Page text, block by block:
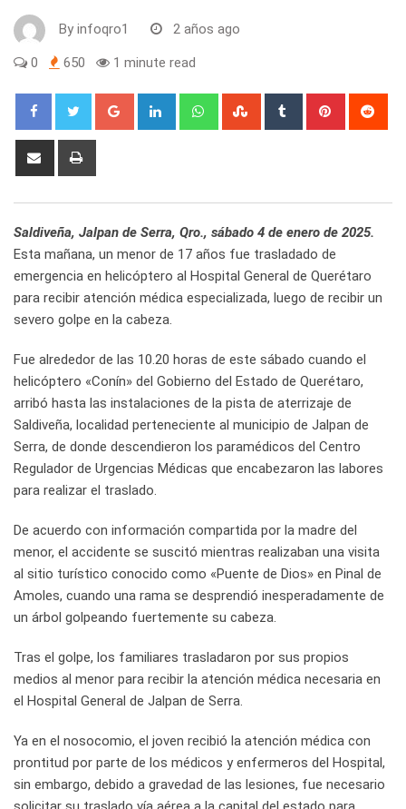
By infoqro1 2 años ago
0 650 1 minute read
Google+ LinkedIn WhatsappStumbleUpon
Tumblr Pinterest
Share
Saldiveña, Jalpan de Serra, Qro., sábado 4 de enero de 2025.
Esta mañana, un menor de 17 años fue trasladado de
emergencia en helicóptero al Hospital General de Querétaro
para recibir atención médica especializada, luego de recibir un
severo golpe en la cabeza.
Fue alrededor de las 10.20 horas de este sábado cuando el
helicóptero «Conín» del Gobierno del Estado de Querétaro,
arribó hasta las instalaciones de la pista de aterrizaje de
Saldiveña, localidad perteneciente al municipio de Jalpan de
Serra, de donde descendieron los paramédicos del Centro
Regulador de Urgencias Médicas que encabezaron las labores
para realizar el traslado.
De acuerdo con información compartida por la madre del
menor, el accidente se suscitó mientras realizaban una visita
al sitio turístico conocido como «Puente de Dios» en Pinal de
Amoles, cuando una rama se desprendió inesperadamente de
un árbol golpeando fuertemente su cabeza.
Tras el golpe, los familiares trasladaron por sus propios
medios al menor para recibir la atención médica necesaria en
el Hospital General de Jalpan de Serra.
Ya en el nosocomio, el joven recibió la atención médica con
prontitud por parte de los médicos y enfermeros del Hospital,
sin embargo, debido a gravedad de las lesiones, fue necesario